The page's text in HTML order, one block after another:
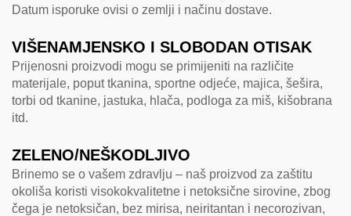
Datum isporuke ovisi o zemlji i načinu dostave.
VIŠENAMJENSKO I SLOBODAN OTISAK
Prijenosni proizvodi mogu se primijeniti na različite
materijale, poput tkanina, sportne odjeće, majica, šešira,
torbi od tkanine, jastuka, hlača, podloga za miš, kišobrana
itd.
ZELENO/NEŠKODLJIVO
Brinemo se o vašem zdravlju – naš proizvod za zaštitu
okoliša koristi visokokvalitetne i netoksične sirovine, zbog
čega je netoksičan, bez mirisa, neiritantan i necorozivan,